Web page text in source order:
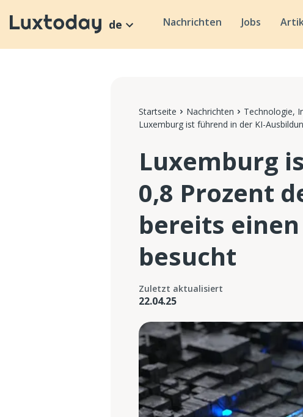
de Nachrichten Jobs
Startseite Nachrichten
Technologie,
Luxemburg ist führend in der KI-
Luxemburg
0,8 Prozent
bereits
besucht
Zuletzt aktualisiert
22.04.25